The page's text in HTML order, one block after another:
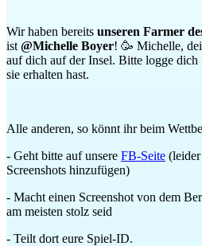
Wir haben bereits unseren Farmer
ist @Michelle Boyer! 🥳 Michelle,
auf dich auf der Insel. Bitte logge
sie erhalten hast.
Alle anderen, so könnt ihr beim
- Geht bitte auf unsere FB-Seite
Screenshots hinzufügen)
- Macht einen Screenshot von dem
am meisten stolz seid
- Teilt dort eure Spiel-ID.